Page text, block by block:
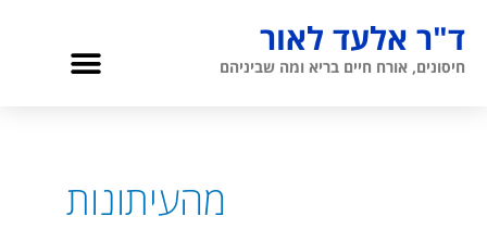
לתוכןד"ר אלעד לאור
חיסונים, אורח חיים בריא ומה שביניהם תפריט
מהעיתונות